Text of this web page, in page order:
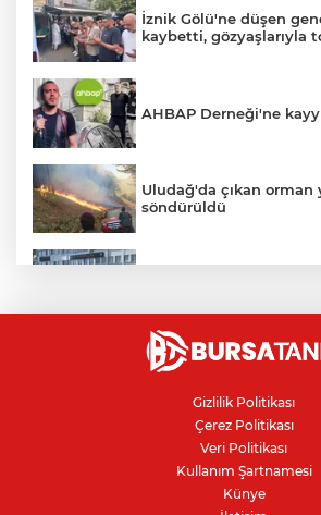
İznik Gölü'ne düşen
kaybetti, gözyaşlarıyla
AHBAP Derneği'ne
Uludağ'da çıkan orman
söndürüldü
Avcılar Belediye
tahliye kararı
Bursa'da yolcu
kadın ağır yaralandı
Gizlilik Politikası
Çerez Politikası
Veri Politikası
Kullanım Şartnamesi
Künye